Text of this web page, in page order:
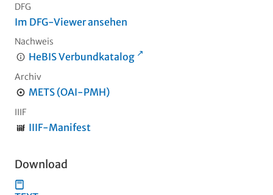
DFG
Im DFG-Viewer ansehen
Nachweis
HeBIS Verbundkatalog
Archiv
METS (OAI-PMH)
IIIF
IIIF-Manifest
Download